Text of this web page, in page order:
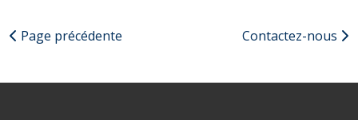
Page précédente Contactez-nous